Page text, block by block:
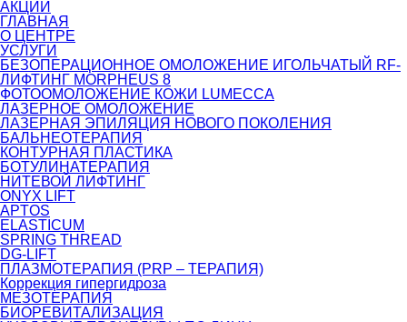
АКЦИИ
ГЛАВНАЯ
О ЦЕНТРЕ
УСЛУГИ
БЕЗОПЕРАЦИОННОЕ ОМОЛОЖЕНИЕ ИГОЛЬЧАТЫЙ RF-
ЛИФТИНГ MORPHEUS 8
ФОТООМОЛОЖЕНИЕ КОЖИ LUMECCA
ЛАЗЕРНОЕ ОМОЛОЖЕНИЕ
ЛАЗЕРНАЯ ЭПИЛЯЦИЯ НОВОГО ПОКОЛЕНИЯ
БАЛЬНЕОТЕРАПИЯ
КОНТУРНАЯ ПЛАСТИКА
БОТУЛИНАТЕРАПИЯ
НИТЕВОЙ ЛИФТИНГ
ONYX LIFT
APTOS
ELASTICUM
SPRING THREAD
DG-LIFT
ПЛАЗМОТЕРАПИЯ (PRP – ТЕРАПИЯ)
Коррекция гипергидроза
МЕЗОТЕРАПИЯ
БИОРЕВИТАЛИЗАЦИЯ